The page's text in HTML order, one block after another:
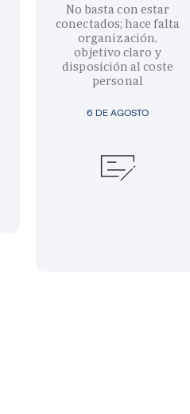
6 DE AGOSTO
No basta con estar
conectados; hace falta
organización,
objetivo claro y
disposición al coste
personal